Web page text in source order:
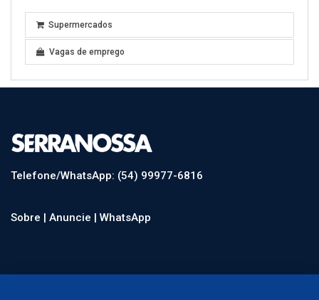
Supermercados
Vagas de emprego
Telefone/WhatsApp: (54) 99977-6816
Sobre | Anuncie | WhatsApp